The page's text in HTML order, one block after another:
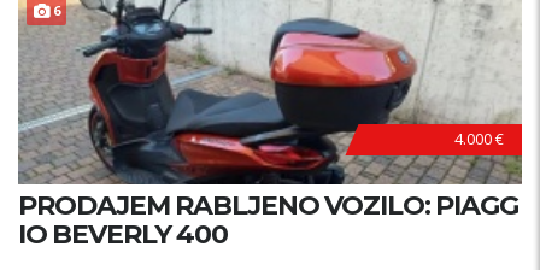
6
4.000 €
PRODAJEM RABLJENO VOZILO: PIAGG
IO BEVERLY 400